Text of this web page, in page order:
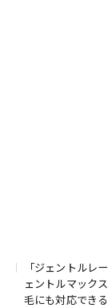
「ジェントルレ
ェントルマック
毛にも対応でき